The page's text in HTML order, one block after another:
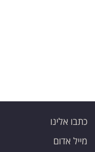
כתבו אלינו
מייל אדום